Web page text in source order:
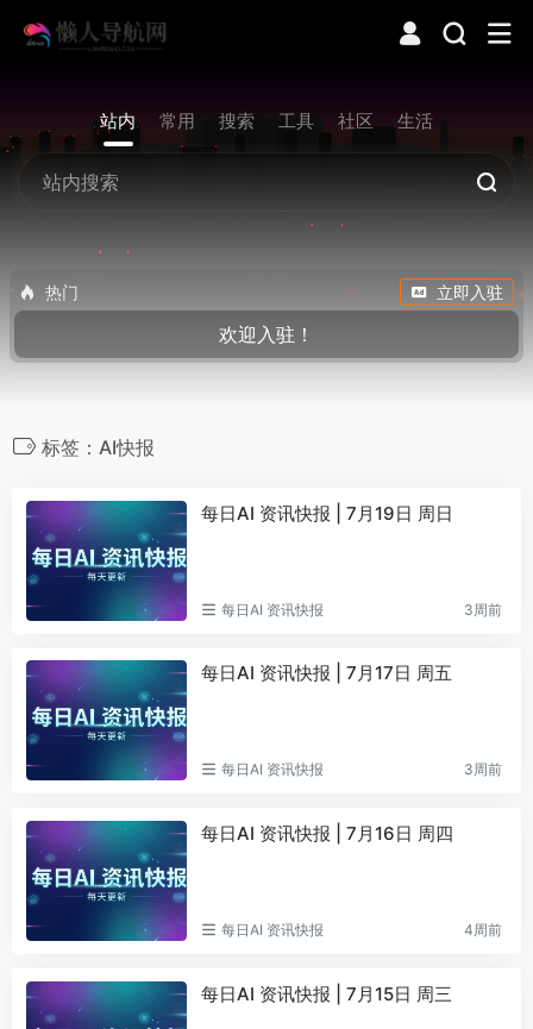
站内 常用 搜索 工具 社区 生活
热门 立即入驻
欢迎入驻！
标签：AI快报
每日AI 资讯快报 | 7月19日 周日
每日AI 资讯快报 3周前
每日AI 资讯快报 | 7月17日 周五
每日AI 资讯快报 3周前
每日AI 资讯快报 | 7月16日 周四
每日AI 资讯快报 4周前
每日AI 资讯快报 | 7月15日 周三